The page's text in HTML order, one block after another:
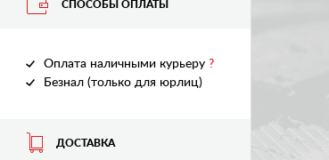
СПОСОБЫ ОПЛАТЫ
Оплата наличными курьеру ?
Безнал (только для юрлиц)
ДОСТАВКА